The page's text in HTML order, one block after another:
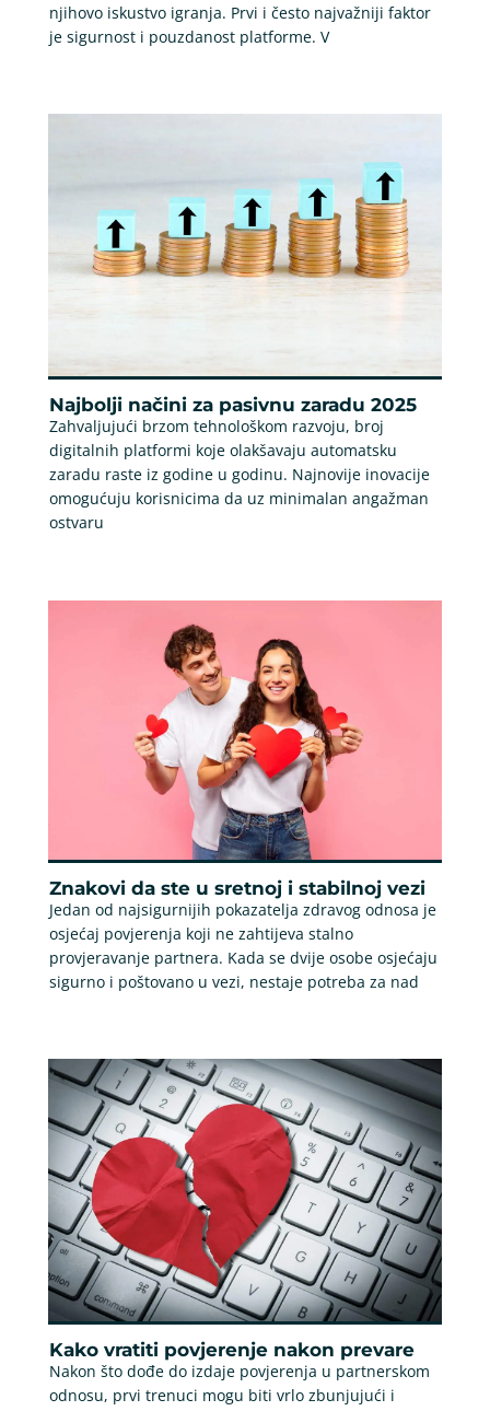
njihovo iskustvo igranja. Prvi i često najvažniji faktor
je sigurnost i pouzdanost platforme. V
Najbolji načini za pasivnu zaradu 2025
Zahvaljujući brzom tehnološkom razvoju, broj
digitalnih platformi koje olakšavaju automatsku
zaradu raste iz godine u godinu. Najnovije inovacije
omogućuju korisnicima da uz minimalan angažman
ostvaru
Znakovi da ste u sretnoj i stabilnoj vezi
Jedan od najsigurnijih pokazatelja zdravog odnosa je
osjećaj povjerenja koji ne zahtijeva stalno
provjeravanje partnera. Kada se dvije osobe osjećaju
sigurno i poštovano u vezi, nestaje potreba za nad
Kako vratiti povjerenje nakon prevare
Nakon što dođe do izdaje povjerenja u partnerskom
odnosu, prvi trenuci mogu biti vrlo zbunjujući i